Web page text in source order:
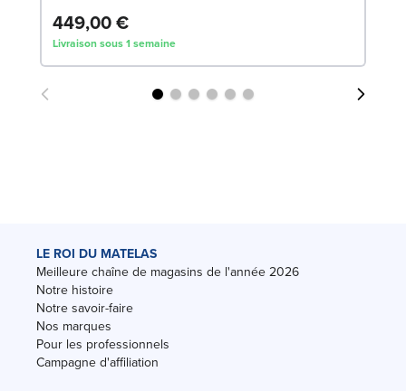
449,00 €
Livraison sous 1 semaine
LE ROI DU MATELAS
Meilleure chaîne de magasins de l'année 2026
Notre histoire
Notre savoir-faire
Nos marques
Pour les professionnels
Campagne d'affiliation